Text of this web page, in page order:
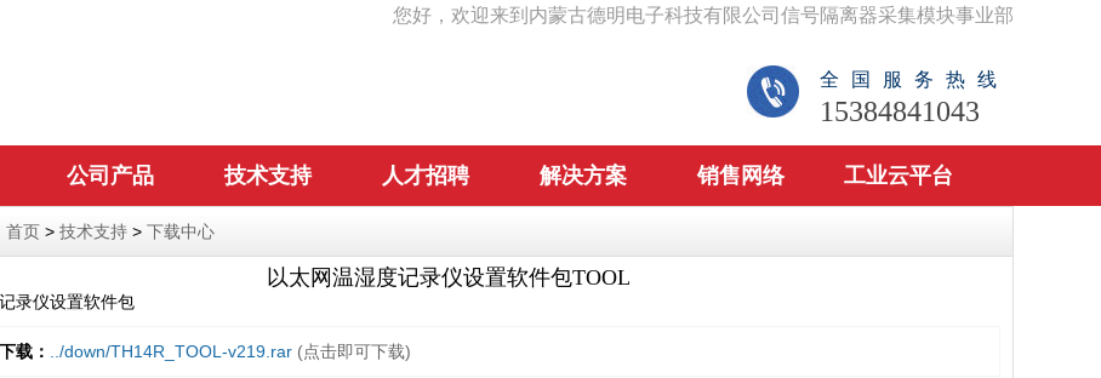
您好，欢迎来到内蒙古德明电子科技有限公司信号隔离器采集模块事业部
全国服务热线
15384841043
公司产品 技术支持 人才招聘 解决方案 销售网络 工业云平台
首页 > 技术支持 > 下载中心
以太网温湿度记录仪设置软件包TOOL
录仪设置软件包
载： ../down/TH14R_TOOL-v219.rar (点击即可下载)